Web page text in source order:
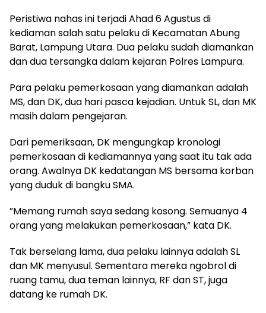
Peristiwa nahas ini terjadi Ahad 6 Agustus di
kediaman salah satu pelaku di Kecamatan Abung
Barat, Lampung Utara. Dua pelaku sudah diamankan
dan dua tersangka dalam kejaran Polres Lampura.
Para pelaku pemerkosaan yang diamankan adalah
MS, dan DK, dua hari pasca kejadian. Untuk SL, dan MK
masih dalam pengejaran.
Dari pemeriksaan, DK mengungkap kronologi
pemerkosaan di kediamannya yang saat itu tak ada
orang. Awalnya DK kedatangan MS bersama korban
yang duduk di bangku SMA.
”Memang rumah saya sedang kosong. Semuanya 4
orang yang melakukan pemerkosaan,” kata DK.
Tak berselang lama, dua pelaku lainnya adalah SL
dan MK menyusul. Sementara mereka ngobrol di
ruang tamu, dua teman lainnya, RF dan ST, juga
datang ke rumah DK.